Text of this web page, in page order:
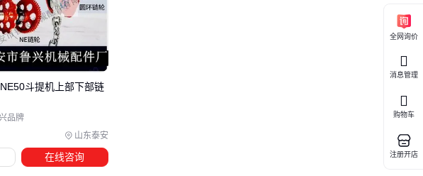
械
落
山东泰安
斗提机上部下部链
品牌
在线咨询
全网询价
消息管理
购物车
注册开店